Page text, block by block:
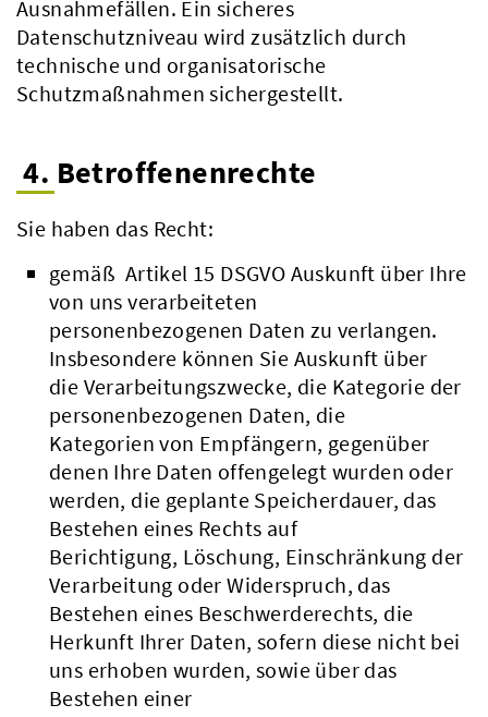
Ausnahmefällen. Ein sicheres
Datenschutzniveau wird zusätzlich durch
technische und organisatorische
Schutzmaßnahmen sichergestellt.
4. Betroffenenrechte
Sie haben das Recht:
gemäß Artikel 15 DSGVO Auskunft über Ihre
von uns verarbeiteten
personenbezogenen Daten zu verlangen.
Insbesondere können Sie Auskunft über
die Verarbeitungszwecke, die Kategorie der
personenbezogenen Daten, die
Kategorien von Empfängern, gegenüber
denen Ihre Daten offengelegt wurden oder
werden, die geplante Speicherdauer, das
Bestehen eines Rechts auf
Berichtigung, Löschung, Einschränkung der
Verarbeitung oder Widerspruch, das
Bestehen eines Beschwerderechts, die
Herkunft Ihrer Daten, sofern diese nicht bei
uns erhoben wurden, sowie über das
Bestehen einer